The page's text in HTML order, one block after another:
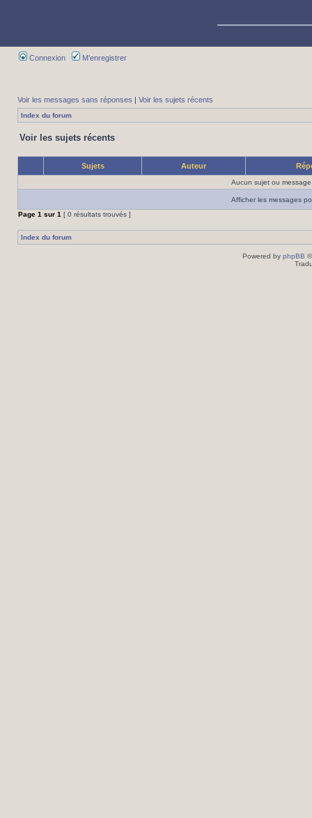
Connexion M’enregistrer
Voir les messages sans réponses | Voir les sujets récents
Index du forum
Voir les sujets récents
Sujets Auteur
Aucun sujet ou
Afficher les messages
Page 1 sur 1 [ 0 résultats trouvés ]
Index du forum
Powered by phpBB